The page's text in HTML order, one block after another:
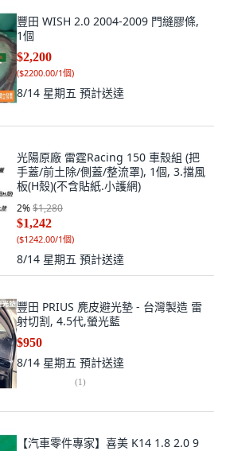
豐田 WISH 2.0 2004-2009 門縫膠條,
1個
$2,200
($2200.00/1個)
8/14 星期五 預計送達
光陽原廠 雷霆Racing 150 車殼組 (把
手蓋/前土除/側蓋/整流罩), 1個, 3.擋風
板(H殼)(不含貼紙.小護網)
2%$1,280
$1,242
($1242.00/1個)
8/14 星期五 預計送達
豐田 PRIUS 麂皮避光墊 - 台灣製造 雷
射切割, 4.5代,螢光藍
$950
8/14 星期五 預計送達
(1)
【汽車零件專家】喜美 K14 1.8 2.0 9